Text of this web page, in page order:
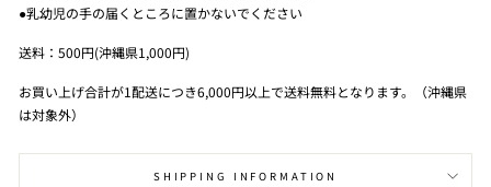
●乳幼児の手の届くところに置かないでください
送料：500円(沖縄県1,000円)
お買い上げ合計が1配送につき6,000円以上で送料無料となります。（沖縄県
は対象外）
SHIPPING INFORMATION